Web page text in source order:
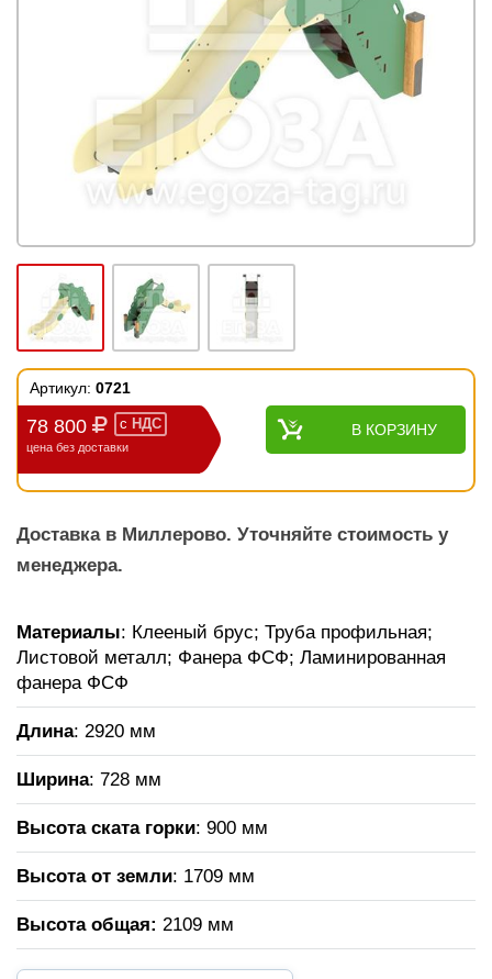
Артикул: 0721
78 800 с НДС
цена без доставки
В КОРЗИНУ
Доставка в Миллерово. Уточняйте стоимость у
менеджера.
Материалы: Клееный брус; Труба профильная;
Листовой металл; Фанера ФСФ; Ламинированная
фанера ФСФ
Длина: 2920 мм
Ширина: 728 мм
Высота ската горки: 900 мм
Высота от земли: 1709 мм
Высота общая: 2109 мм